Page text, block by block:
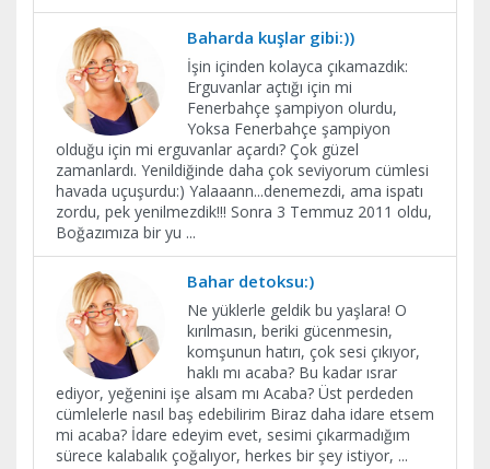
Baharda kuşlar gibi:))
İşin içinden kolayca çıkamazdık:
Erguvanlar açtığı için mi
Fenerbahçe şampiyon olurdu,
Yoksa Fenerbahçe şampiyon
olduğu için mi erguvanlar açardı? Çok güzel
zamanlardı. Yenildiğinde daha çok seviyorum cümlesi
havada uçuşurdu:) Yalaaann...denemezdi, ama ispatı
zordu, pek yenilmezdik!!! Sonra 3 Temmuz 2011 oldu,
Boğazımıza bir yu ...
Bahar detoksu:)
Ne yüklerle geldik bu yaşlara! O
kırılmasın, beriki gücenmesin,
komşunun hatırı, çok sesi çıkıyor,
haklı mı acaba? Bu kadar ısrar
ediyor, yeğenini işe alsam mı Acaba? Üst perdeden
cümlelerle nasıl baş edebilirim Biraz daha idare etsem
mi acaba? İdare edeyim evet, sesimi çıkarmadığım
sürece kalabalık çoğalıyor, herkes bir şey istiyor, ...